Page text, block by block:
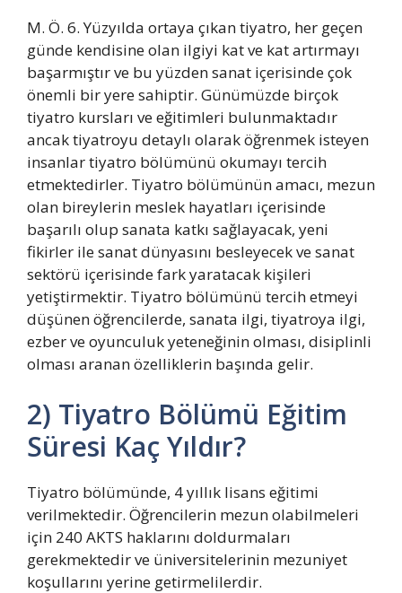
M. Ö. 6. Yüzyılda ortaya çıkan tiyatro, her geçen
günde kendisine olan ilgiyi kat ve kat artırmayı
başarmıştır ve bu yüzden sanat içerisinde çok
önemli bir yere sahiptir. Günümüzde birçok
tiyatro kursları ve eğitimleri bulunmaktadır
ancak tiyatroyu detaylı olarak öğrenmek isteyen
insanlar tiyatro bölümünü okumayı tercih
etmektedirler. Tiyatro bölümünün amacı, mezun
olan bireylerin meslek hayatları içerisinde
başarılı olup sanata katkı sağlayacak, yeni
fikirler ile sanat dünyasını besleyecek ve sanat
sektörü içerisinde fark yaratacak kişileri
yetiştirmektir. Tiyatro bölümünü tercih etmeyi
düşünen öğrencilerde, sanata ilgi, tiyatroya ilgi,
ezber ve oyunculuk yeteneğinin olması, disiplinli
olması aranan özelliklerin başında gelir.
2) Tiyatro Bölümü Eğitim
Süresi Kaç Yıldır?
Tiyatro bölümünde, 4 yıllık lisans eğitimi
verilmektedir. Öğrencilerin mezun olabilmeleri
için 240 AKTS haklarını doldurmaları
gerekmektedir ve üniversitelerinin mezuniyet
koşullarını yerine getirmelilerdir.